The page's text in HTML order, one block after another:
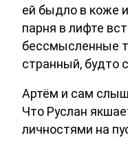
ей быдло в коже
парня в лифте
бессмысленные
странный, будто
Артём и сам
Что Руслан
личностями на